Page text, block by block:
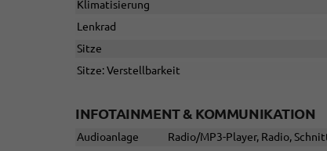
Klimatisierung
Lenkrad
Sitze
Sitze: Verstellbarkeit
INFOTAINMENT & KOMMUNIKATION
Audioanlage
Radio/MP3-Player, Radio,